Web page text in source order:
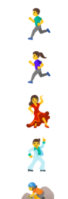
🏃‍♂️
🏃‍♀️
💃
🕺